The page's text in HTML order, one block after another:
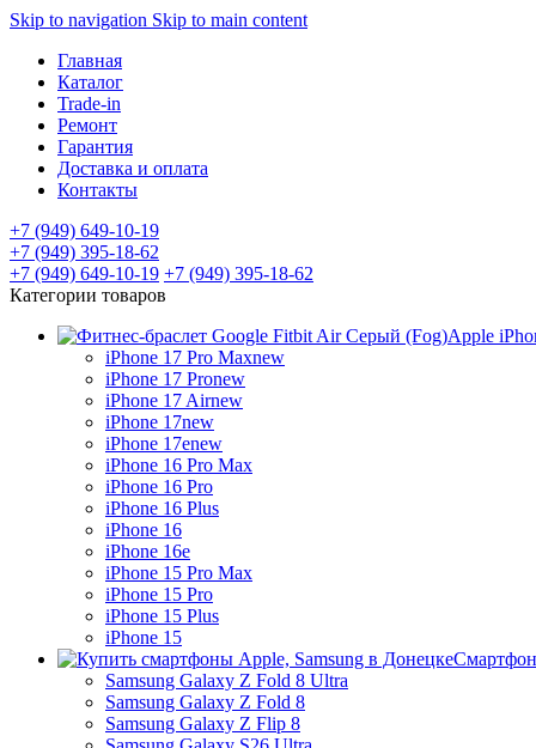
Skip to navigation Skip to main content
Главная
Каталог
Trade-in
Ремонт
Гарантия
Доставка и оплата
Контакты
+7 (949) 649-10-19
+7 (949) 395-18-62
+7 (949) 649-10-19 +7 (949) 395-18-62
Категории товаров
Apple
iPhone 17 Pro Maxnew
iPhone 17 Pronew
iPhone 17 Airnew
iPhone 17new
iPhone 17enew
iPhone 16 Pro Max
iPhone 16 Pro
iPhone 16 Plus
iPhone 16
iPhone 16e
iPhone 15 Pro Max
iPhone 15 Pro
iPhone 15 Plus
iPhone 15
Samsung Galaxy Z Fold 8 Ultra
Samsung Galaxy Z Fold 8
Samsung Galaxy Z Flip 8